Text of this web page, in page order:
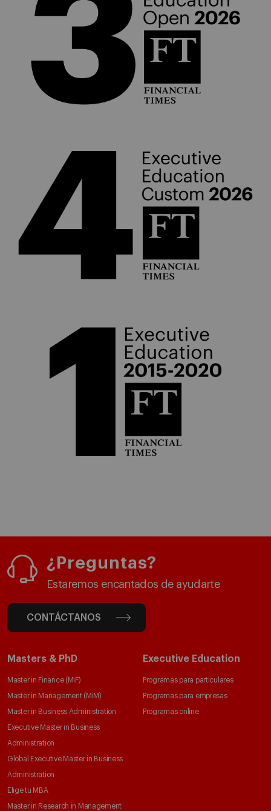
¿Preguntas?
Estaremos encantados de ayudarte
CONTÁCTANOS
Masters & PhD
Master in Finance (MiF)
Master in Management (MiM)
Master in Business Administration
Executive Master in Business
Administration
Global Executive Master in Business
Administration
Elige tu MBA
Master in Research in Management
Executive Education
Programas para particulares
Programas para empresas
Programas online